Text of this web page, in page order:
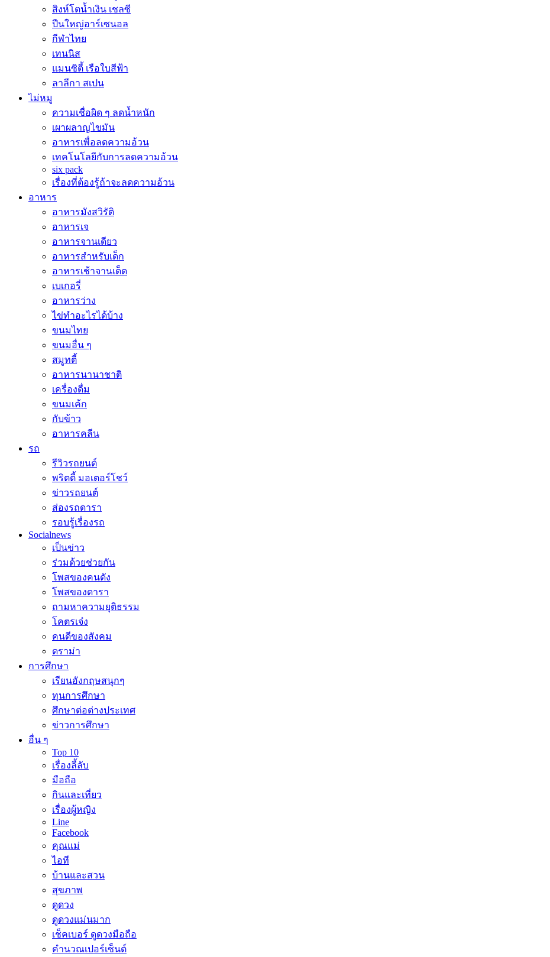
สิงห์โตน้ำเงิน เชลซี
ปืนใหญ่อาร์เซนอล
กีฬาไทย
เทนนิส
แมนซิตี้ เรือใบสีฟ้า
ลาลีกา สเปน
ไม่หมู
ความเชื่อผิด ๆ ลดน้ำหนัก
เผาผลาญไขมัน
อาหารเพื่อลดความอ้วน
เทคโนโลยีกับการลดความอ้วน
six pack
เรื่องที่ต้องรู้ถ้าจะลดความอ้วน
อาหาร
อาหารมังสวิรัติ
อาหารเจ
อาหารจานเดียว
อาหารสำหรับเด็ก
อาหารเช้าจานเด็ด
เบเกอรี่
อาหารว่าง
ไข่ทำอะไรได้บ้าง
ขนมไทย
ขนมอื่น ๆ
สมูทตี้
อาหารนานาชาติ
เครื่องดื่ม
ขนมเค้ก
กับข้าว
อาหารคลีน
รถ
รีวิวรถยนต์
พริตตี้ มอเตอร์โชว์
ข่าวรถยนต์
ส่องรถดารา
รอบรู้เรื่องรถ
Socialnews
เป็นข่าว
ร่วมด้วยช่วยกัน
โพสของคนดัง
โพสของดารา
ถามหาความยุติธรรม
โคตรเจ๋ง
คนดีของสังคม
ดราม่า
การศึกษา
เรียนอังกฤษสนุกๆ
ทุนการศึกษา
ศึกษาต่อต่างประเทศ
ข่าวการศึกษา
อื่น ๆ
Top 10
เรื่องลี้ลับ
มือถือ
กินและเที่ยว
เรื่องผู้หญิง
Line
Facebook
คุณแม่
ไอที
บ้านและสวน
สุขภาพ
ดูดวง
ดูดวงแม่นมาก
เช็คเบอร์ ดูดวงมือถือ
คำนวณเปอร์เซ็นต์